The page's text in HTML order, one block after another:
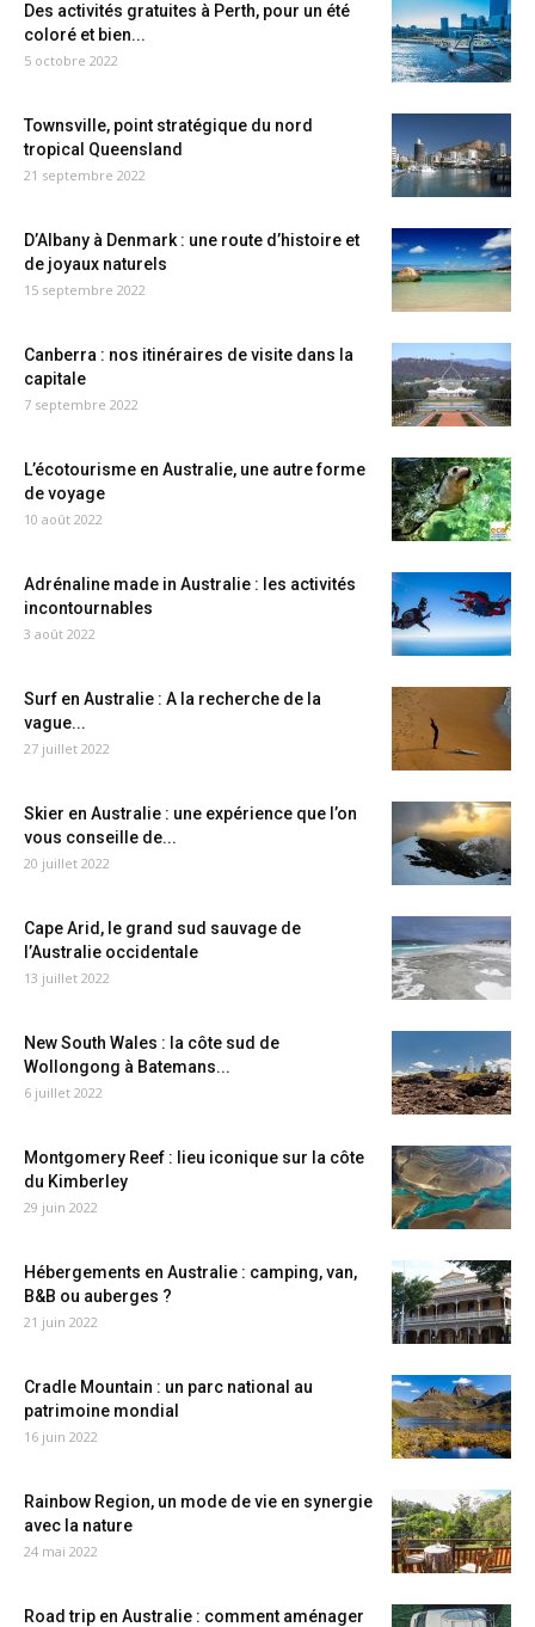
Des activités gratuites à Perth, pour un été
coloré et bien...
5 octobre 2022
Townsville, point stratégique du nord
tropical Queensland
21 septembre 2022
D’Albany à Denmark : une route d’histoire et
de joyaux naturels
15 septembre 2022
Canberra : nos itinéraires de visite dans la
capitale
7 septembre 2022
L’écotourisme en Australie, une autre forme
de voyage
10 août 2022
Adrénaline made in Australie : les activités
incontournables
3 août 2022
Surf en Australie : A la recherche de la
vague...
27 juillet 2022
Skier en Australie : une expérience que l’on
vous conseille de...
20 juillet 2022
Cape Arid, le grand sud sauvage de
l’Australie occidentale
13 juillet 2022
New South Wales : la côte sud de
Wollongong à Batemans...
6 juillet 2022
Montgomery Reef : lieu iconique sur la côte
du Kimberley
29 juin 2022
Hébergements en Australie : camping, van,
B&B ou auberges ?
21 juin 2022
Cradle Mountain : un parc national au
patrimoine mondial
16 juin 2022
Rainbow Region, un mode de vie en synergie
avec la nature
24 mai 2022
Road trip en Australie : comment aménager